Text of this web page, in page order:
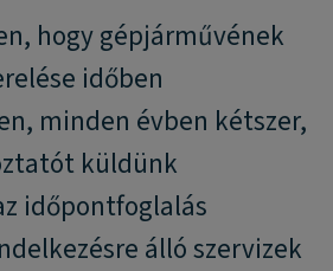
hogy gépjárművének
időben
minden évben kétszer,
küldünk
időpontfoglalás
álló szervizek